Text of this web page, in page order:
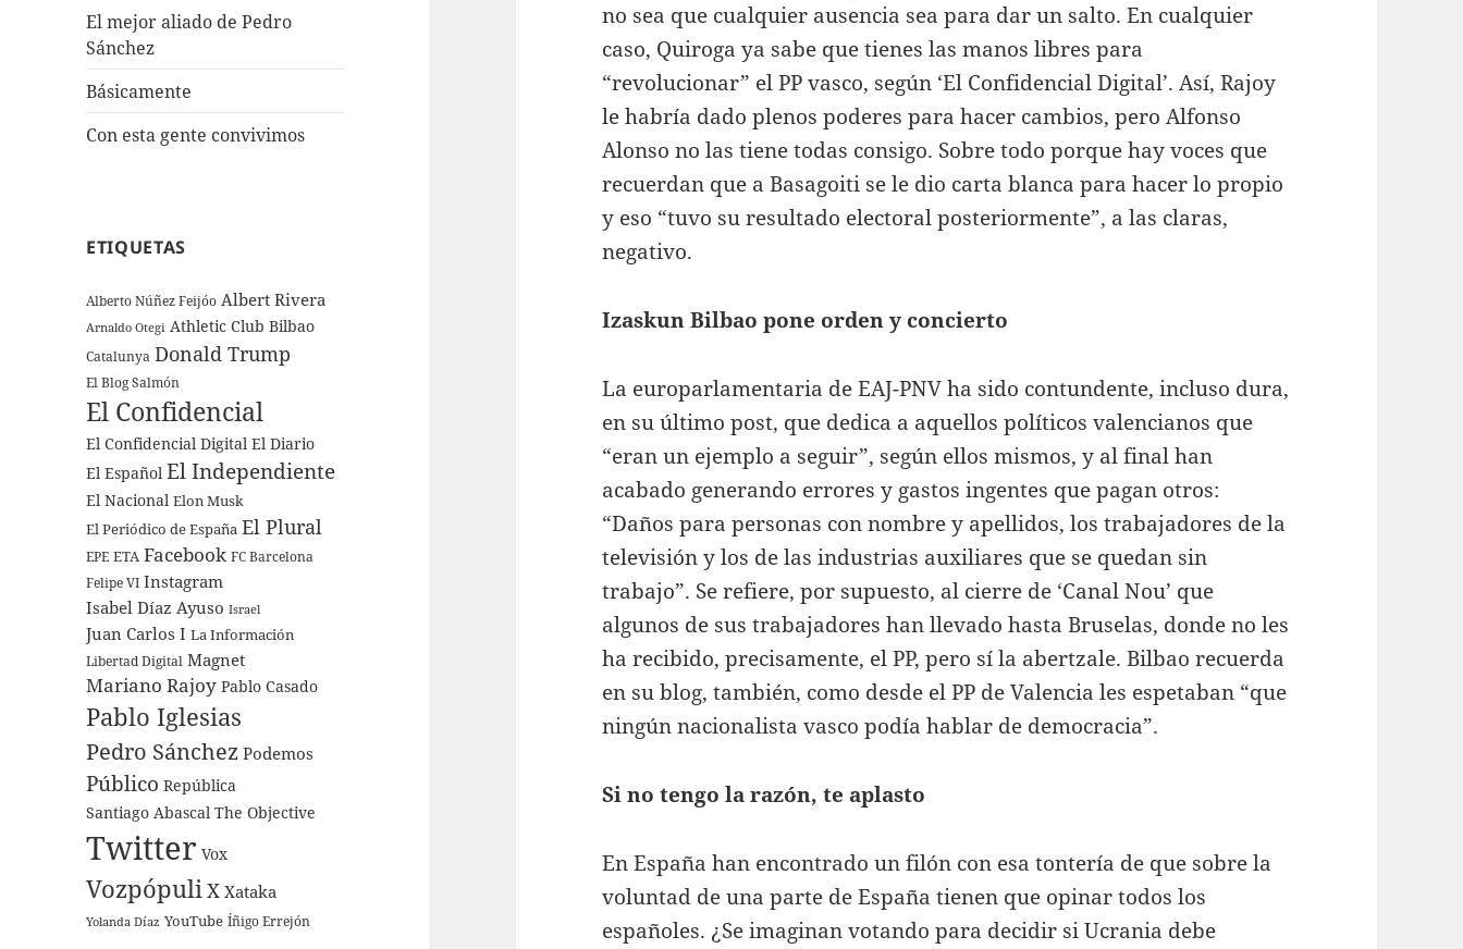
El mejor aliado de Pedro
Sánchez
Básicamente
Con esta gente convivimos
ETIQUETAS
Alberto Núñez Feijóo Albert Rivera
Arnaldo Otegi Athletic Club Bilbao
Catalunya Donald Trump
El Blog Salmón
El Confidencial
El Confidencial Digital El Diario
El Español El Independiente
El Nacional Elon Musk
El Periódico de España El Plural
EPE ETA Facebook FC Barcelona
Felipe VI Instagram
Isabel Díaz Ayuso Israel
Juan Carlos I La Información
Libertad Digital Magnet
Mariano Rajoy Pablo Casado
Pablo Iglesias
Pedro Sánchez Podemos
Público República
Santiago Abascal The Objective
Twitter Vox
Vozpópuli X Xataka
Yolanda Díaz YouTube Íñigo Errejón
no sea que cualquier ausencia sea para dar un salto. En cualquier
caso, Quiroga ya sabe que tienes las manos libres para
“revolucionar” el PP vasco, según ‘El Confidencial Digital’. Así, Rajoy
le habría dado plenos poderes para hacer cambios, pero Alfonso
Alonso no las tiene todas consigo. Sobre todo porque hay voces que
recuerdan que a Basagoiti se le dio carta blanca para hacer lo propio
y eso “tuvo su resultado electoral posteriormente”, a las claras,
negativo.
Izaskun Bilbao pone orden y concierto
La europarlamentaria de EAJ-PNV ha sido contundente, incluso dura,
en su último post, que dedica a aquellos políticos valencianos que
“eran un ejemplo a seguir”, según ellos mismos, y al final han
acabado generando errores y gastos ingentes que pagan otros:
“Daños para personas con nombre y apellidos, los trabajadores de la
televisión y los de las industrias auxiliares que se quedan sin
trabajo”. Se refiere, por supuesto, al cierre de ‘Canal Nou’ que
algunos de sus trabajadores han llevado hasta Bruselas, donde no les
ha recibido, precisamente, el PP, pero sí la abertzale. Bilbao recuerda
en su blog, también, como desde el PP de Valencia les espetaban “que
ningún nacionalista vasco podía hablar de democracia”.
Si no tengo la razón, te aplasto
En España han encontrado un filón con esa tontería de que sobre la
voluntad de una parte de España tienen que opinar todos los
españoles. ¿Se imaginan votando para decidir si Ucrania debe